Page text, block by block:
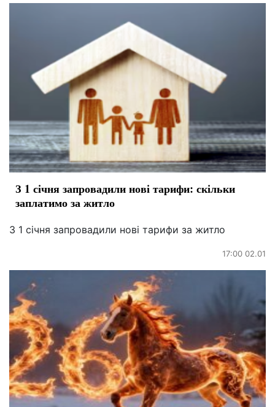
З 1 січня запровадили нові тарифи: скільки
заплатимо за житло
З 1 січня запровадили нові тарифи за житло
17:00 02.01